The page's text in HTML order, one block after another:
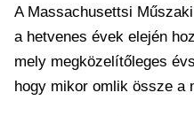
A Massachusettsi
a hetvenes évek elején
mely megközelítőleges
hogy mikor omlik össze a